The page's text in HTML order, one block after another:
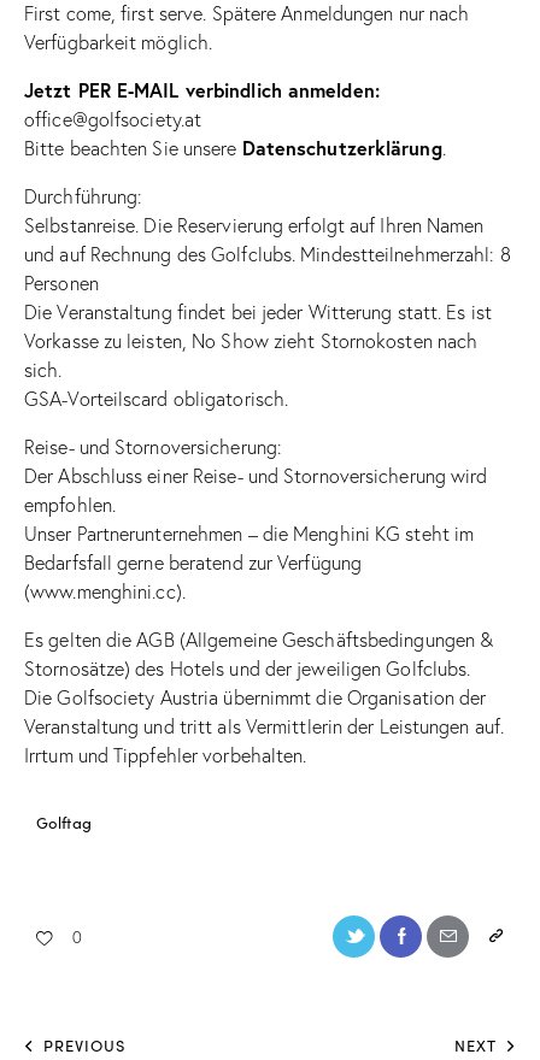
First come, first serve. Spätere Anmeldungen nur nach
Verfügbarkeit möglich.
Jetzt PER E-MAIL verbindlich anmelden:
office@golfsociety.at
Bitte beachten Sie unsere Datenschutzerklärung.
Durchführung:
Selbstanreise. Die Reservierung erfolgt auf Ihren Namen
und auf Rechnung des Golfclubs. Mindestteilnehmerzahl: 8
Personen
Die Veranstaltung findet bei jeder Witterung statt. Es ist
Vorkasse zu leisten, No Show zieht Stornokosten nach
sich.
GSA-Vorteilscard obligatorisch.
Reise- und Stornoversicherung:
Der Abschluss einer Reise- und Stornoversicherung wird
empfohlen.
Unser Partnerunternehmen – die Menghini KG steht im
Bedarfsfall gerne beratend zur Verfügung
(www.menghini.cc).
Es gelten die AGB (Allgemeine Geschäftsbedingungen &
Stornosätze) des Hotels und der jeweiligen Golfclubs.
Die Golfsociety Austria übernimmt die Organisation der
Veranstaltung und tritt als Vermittlerin der Leistungen auf.
Irrtum und Tippfehler vorbehalten.
Golftag
0
PREVIOUS NEXT